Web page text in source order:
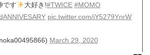
です
大好き!#TWICE #MOMO
pic.twitter.com/iY5279YnrW
March 29, 2020